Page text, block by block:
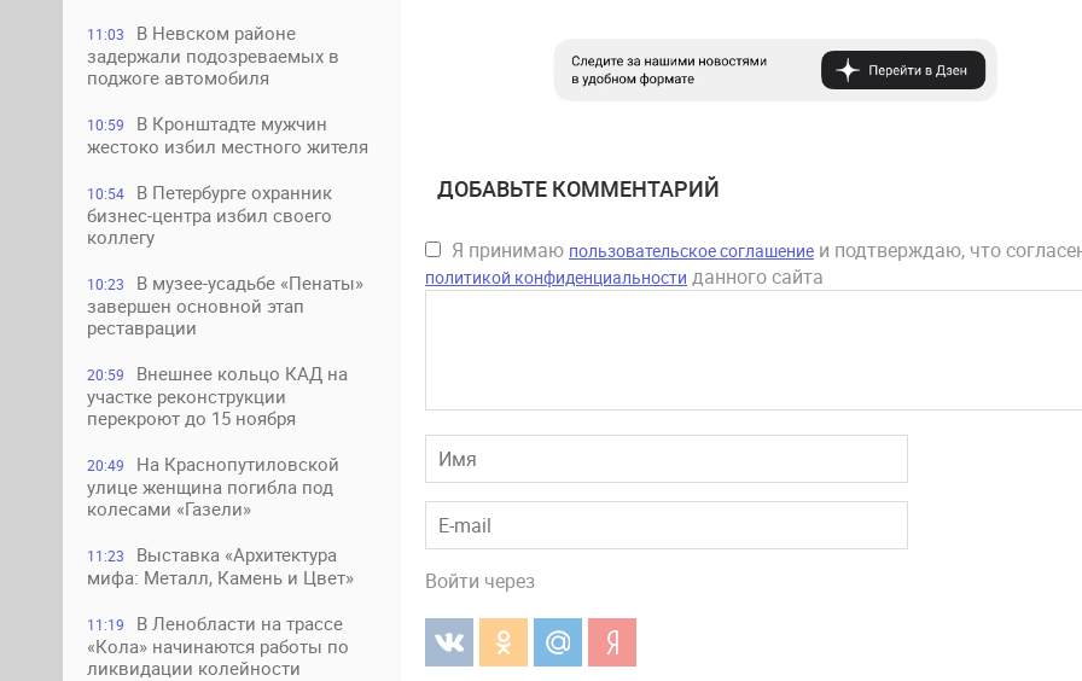
11:03
В Невском районе
задержали подозреваемых в
поджоге автомобиля
10:59
В Кронштадте мужчин
жестоко избил местного жителя
10:54
В Петербурге охранник
бизнес-центра избил своего
коллегу
10:23
В музее-усадьбе «Пенаты»
завершен основной этап
реставрации
20:59
Внешнее кольцо КАД на
участке реконструкции
перекроют до 15 ноября
20:49
На Краснопутиловской
улице женщина погибла под
колесами «Газели»
11:23
Выставка «Архитектура
мифа: Металл, Камень и Цвет»
11:19
В Ленобласти на трассе
«Кола» начинаются работы по
ликвидации колейности
ДОБАВЬТЕ КОММЕНТАРИЙ
Я принимаю пользовательское соглашение и подтверждаю, что
политикой конфиденциальности данного сайта
Войти через